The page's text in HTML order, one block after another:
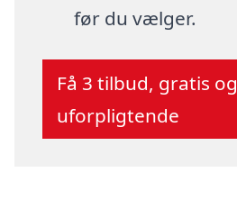
før du vælger.
Få 3 tilbud, gratis og
uforpligtende